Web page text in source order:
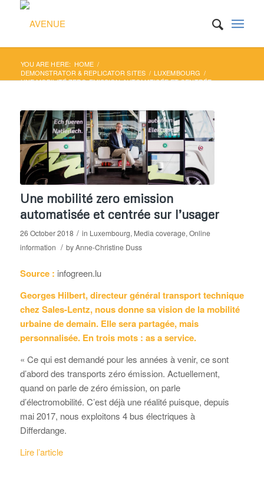
YOU ARE HERE: HOME /
DEMONSTRATOR & REPLICATOR SITES / LUXEMBOURG /
UNE MOBILITÉ ZERO EMISSION AUTOMATISÉE ET CENTRÉE
Une mobilité zero emission
automatisée et centrée sur l’usager
26 October 2018 / in Luxembourg, Media coverage, Online
information / byAnne-Christine Duss
Source : infogreen.lu
Georges Hilbert, directeur général transport technique
chez Sales-Lentz, nous donne sa vision de la mobilité
urbaine de demain. Elle sera partagée, mais
personnalisée. En trois mots : as a service.
« Ce qui est demandé pour les années à venir, ce sont
d’abord des transports zéro émission. Actuellement,
quand on parle de zéro émission, on parle
d’électromobilité. C’est déjà une réalité puisque, depuis
mai 2017, nous exploitons 4 bus électriques à
Differdange.
Lire l’article